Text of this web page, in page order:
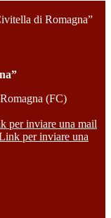
di Romagna”
(FC)
per inviare una mail
per inviare una